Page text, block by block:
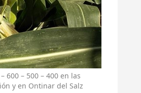
600 – 500 – 400 en las
y en Ontinar del Salz